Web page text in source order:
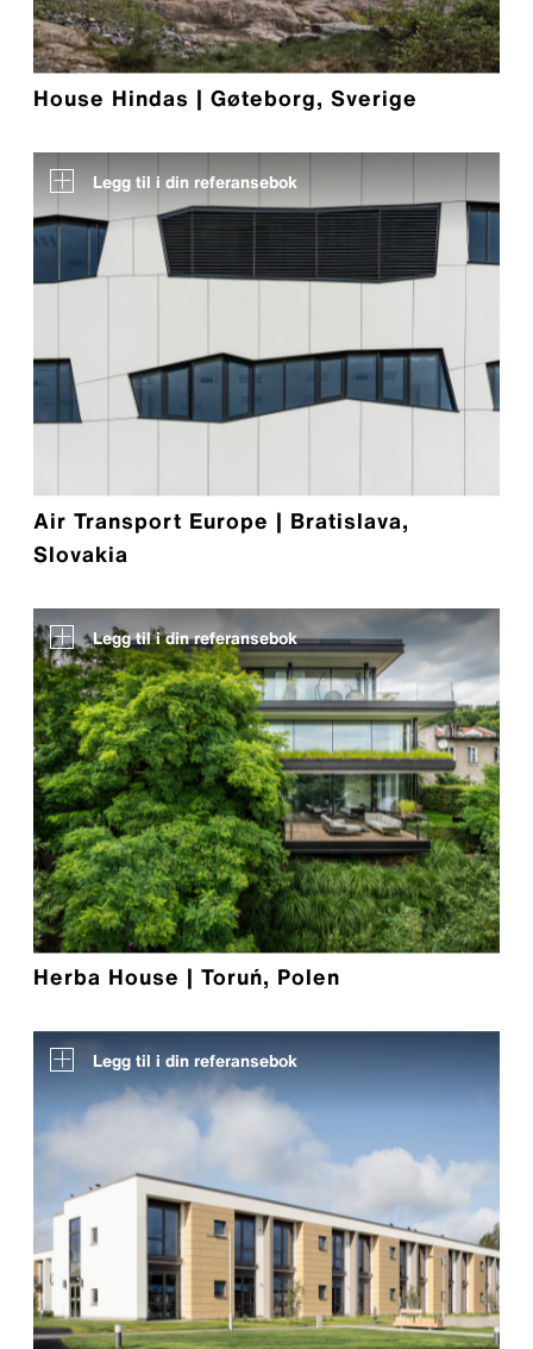
House Hindas | Gøteborg, Sverige
Legg til i din referansebok
Air Transport Europe | Bratislava,
Slovakia
Legg til i din referansebok
Herba House | Toruń, Polen
Legg til i din referansebok